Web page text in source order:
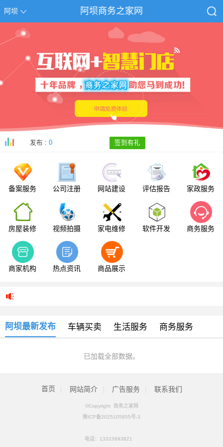
阿坝 阿坝商务之家网
发布 :0 签到有礼
备案服务 公司注册 网站建设 评估报告 家政服务
房屋装修 视频拍摄 家电维修 软件开发 商务服务
商家机构 热点资讯 商品展示
阿坝最新发布 车辆买卖 生活服务 商务服务
已加载全部数据。
首页 网站简介 广告服务 联系我们
©Copyright 商务之家网
豫ICP备2025105855号-3
电话： 13323693821